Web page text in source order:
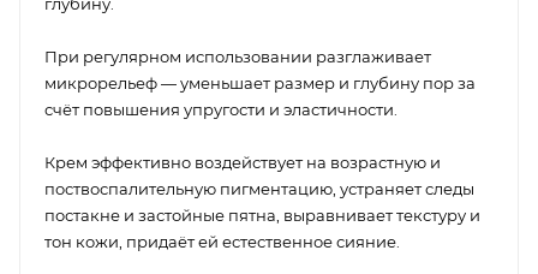
При регулярном использовании разглаживает
микрорельеф — уменьшает размер и глубину пор за
счёт повышения упругости и эластичности.
Крем эффективно воздействует на возрастную и
поствоспалительную пигментацию, устраняет следы
постакне и застойные пятна, выравнивает текстуру и
тон кожи, придаёт ей естественное сияние.